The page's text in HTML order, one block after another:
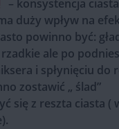
– konsystencja ciasta
duży wpływ na
powinno być:
ale po
i spłynięciu do
zostawić „ ślad”
się z reszta ciasta (